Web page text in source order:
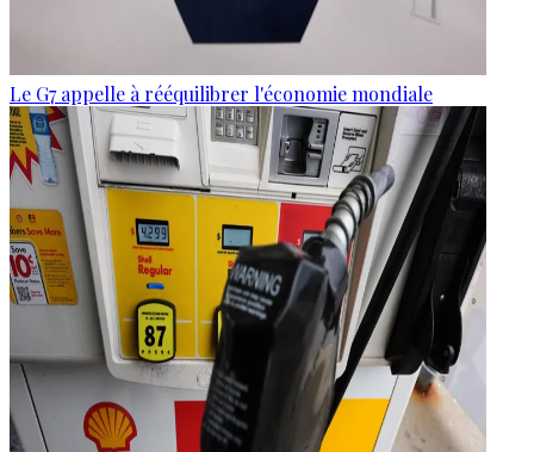
Le G7 appelle à rééquilibrer l'économie mondiale